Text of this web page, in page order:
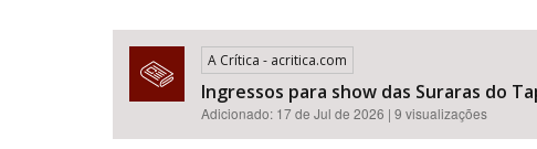
A Crítica - acritica.com
Ingressos para show das Suraras do
Adicionado: 17 de Jul de 2026 | 9 visualizações